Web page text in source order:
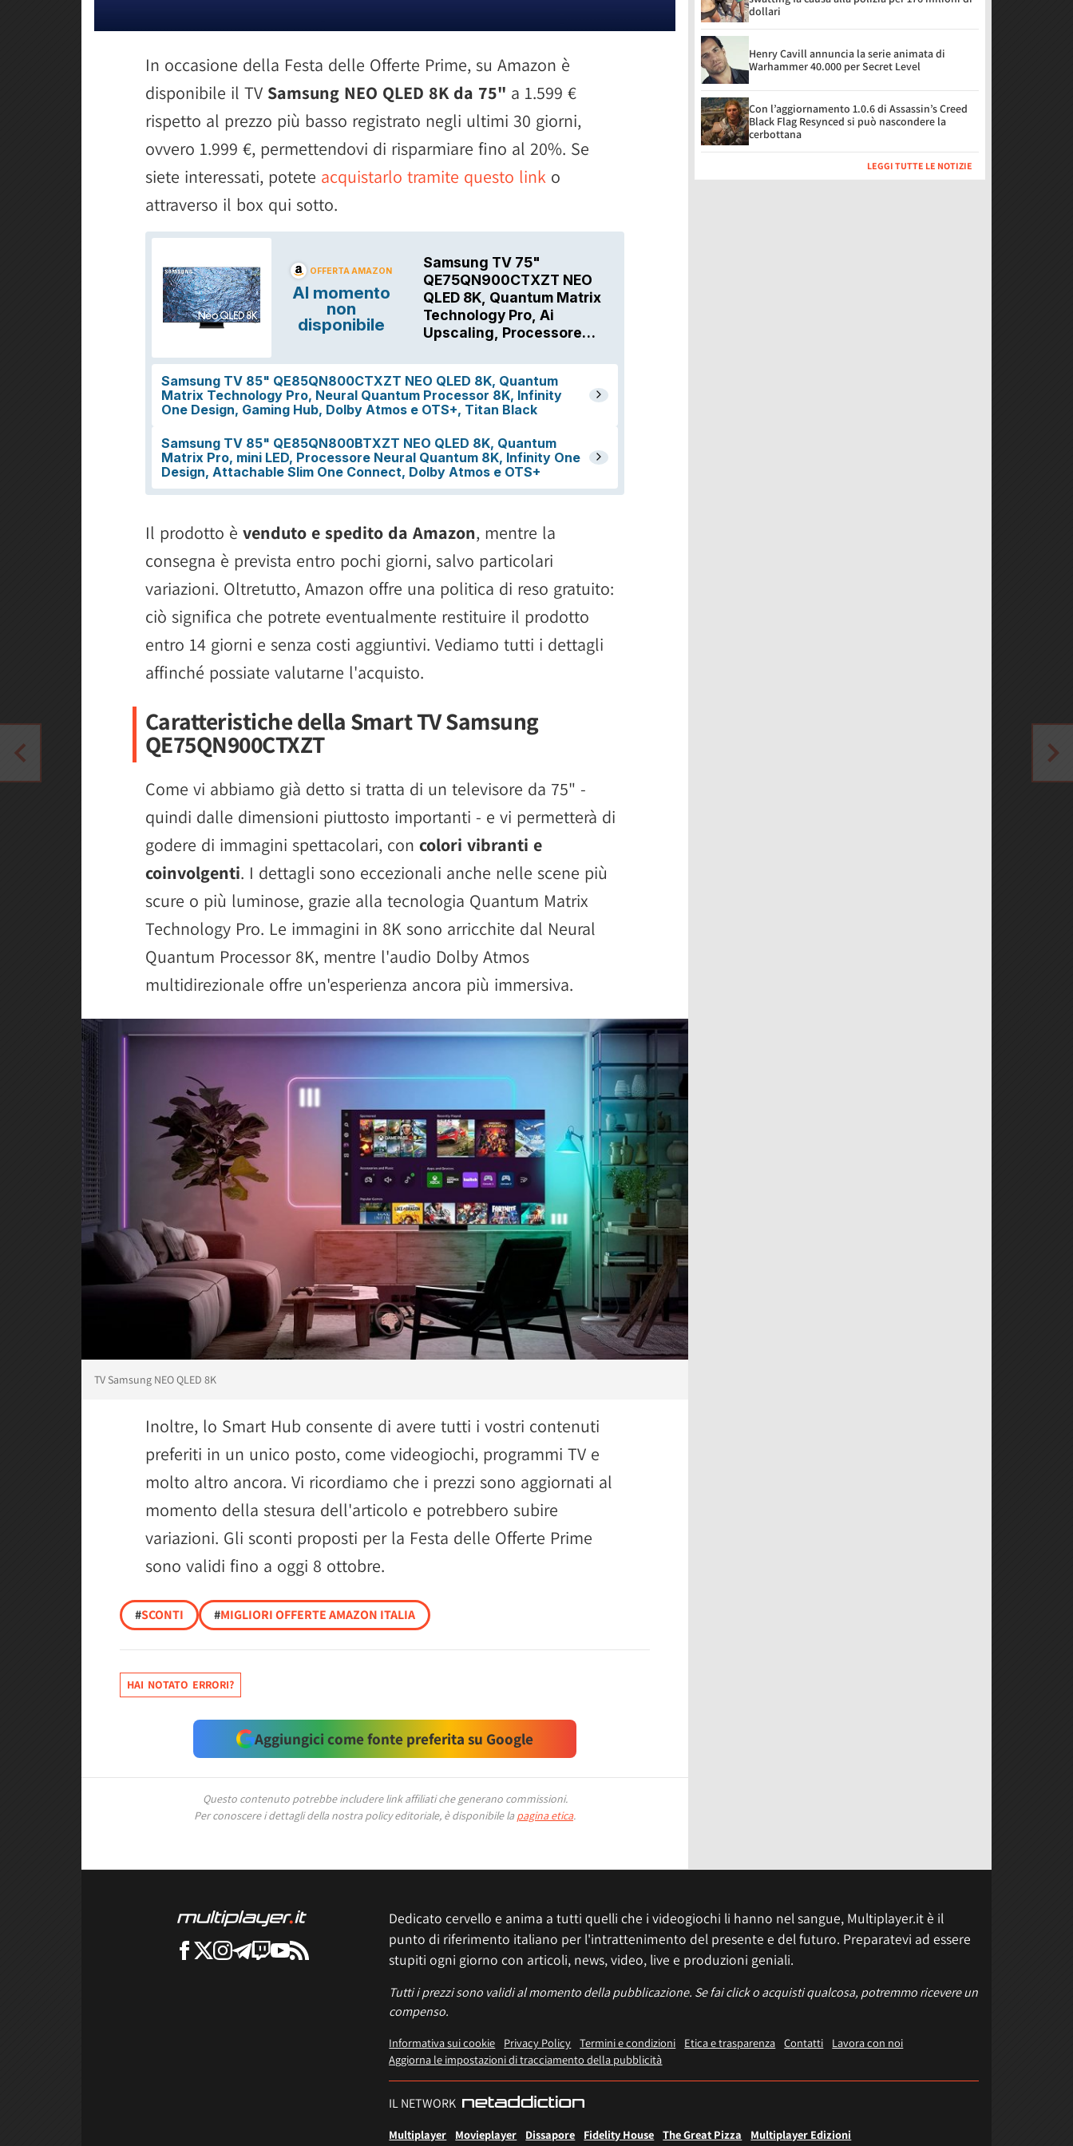
In occasione della Festa delle Offerte Prime, su Amazon è
disponibile il TV Samsung NEO QLED 8K da 75" a 1.599 €
rispetto al prezzo più basso registrato negli ultimi 30 giorni,
ovvero 1.999 €, permettendovi di risparmiare fino al 20%. Se
siete interessati, potete acquistarlo tramite questo link o
attraverso il box qui sotto.
Il prodotto è venduto e spedito da Amazon, mentre la
consegna è prevista entro pochi giorni, salvo particolari
variazioni. Oltretutto, Amazon offre una politica di reso gratuito:
ciò significa che potrete eventualmente restituire il prodotto
entro 14 giorni e senza costi aggiuntivi. Vediamo tutti i dettagli
affinché possiate valutarne l'acquisto.
Caratteristiche della Smart TV Samsung
QE75QN900CTXZT
Come vi abbiamo già detto si tratta di un televisore da 75" -
quindi dalle dimensioni piuttosto importanti - e vi permetterà di
godere di immagini spettacolari, con colori vibranti e
coinvolgenti. I dettagli sono eccezionali anche nelle scene più
scure o più luminose, grazie alla tecnologia Quantum Matrix
Technology Pro. Le immagini in 8K sono arricchite dal Neural
Quantum Processor 8K, mentre l'audio Dolby Atmos
multidirezionale offre un'esperienza ancora più immersiva.
TV Samsung NEO QLED 8K
Inoltre, lo Smart Hub consente di avere tutti i vostri contenuti
preferiti in un unico posto, come videogiochi, programmi TV e
molto altro ancora. Vi ricordiamo che i prezzi sono aggiornati al
momento della stesura dell'articolo e potrebbero subire
variazioni. Gli sconti proposti per la Festa delle Offerte Prime
sono validi fino a oggi 8 ottobre.
#SCONTI #MIGLIORI OFFERTE AMAZON ITALIA
HAI NOTATO ERRORI?
Aggiungici come fonte preferita su Google
Questo contenuto potrebbe includere link affiliati che generano commissioni.
Per conoscere i dettagli della nostra policy editoriale, è disponibile la pagina etica.
dollari
Henry Cavill annuncia la serie animata di
Warhammer 40.000 per Secret Level
Con l’aggiornamento 1.0.6 di Assassin’s Creed
Black Flag Resynced si può nascondere la
cerbottana
LEGGI TUTTE LE NOTIZIE
Dedicato cervello e anima a tutti quelli che i videogiochi li hanno nel sangue, Multiplayer.it è il
punto di riferimento italiano per l'intrattenimento del presente e del futuro. Preparatevi ad essere
stupiti ogni giorno con articoli, news, video, live e produzioni geniali.
Tutti i prezzi sono validi al momento della pubblicazione. Se fai click o acquisti qualcosa, potremmo ricevere un
compenso.
Informativa sui cookie Privacy Policy Termini e condizioni Etica e trasparenza Contatti
Lavora con noi
Aggiorna le impostazioni di tracciamento della pubblicità
IL NETWORK
Multiplayer Movieplayer Dissapore Fidelity House The Great Pizza Multiplayer Edizioni